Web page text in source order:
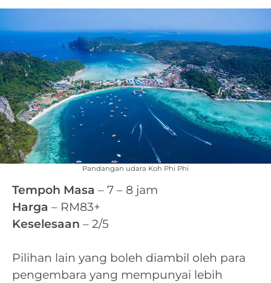
Pandangan udara Koh Phi Phi
Tempoh Masa – 7 – 8 jam
Harga – RM83+
Keselesaan – 2/5
Pilihan lain yang boleh diambil oleh para
pengembara yang mempunyai lebih